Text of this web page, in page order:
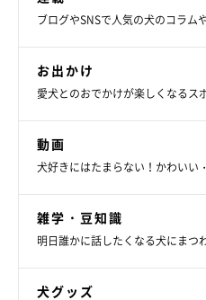
いね」（9月7日時点）がつき、
す。
鼻先でツンツンしてたセミ
ラウマになったらしい😂
— rose🌴 (@rosetheme_)
ブログやSNSで人気の犬のコラム
お出かけ
愛犬とのおでかけが楽しくなるス
動画
犬好きにはたまらない！かわいい
雑学・豆知識
明日誰かに話したくなる犬にまつ
犬グッズ